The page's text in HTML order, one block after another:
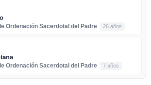
Ordenación Sacerdotal del Padre
26 años
Ordenación Sacerdotal del Padre
7 años